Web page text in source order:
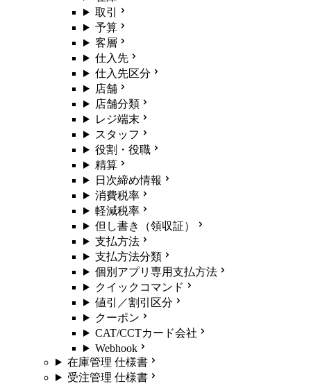
取引
予算
客層
仕入先
仕入先区分
店舗
店舗分類
レジ端末
スタッフ
役割・役職
精算
日次締め情報
消費税率
軽減税率
但し書き（領収証）
支払方法
支払方法分類
個別アプリ専用支払方法
クイックコマンド
値引／割引区分
クーポン
CAT/CCTカード会社
Webhook
在庫管理 仕様書
受注管理 仕様書